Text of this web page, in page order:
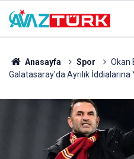
Anasayfa Spor
Okan
Galatasaray'da Ayrılık İddialarına